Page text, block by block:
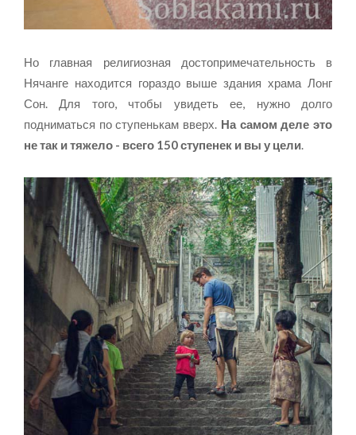
Но главная религиозная достопримечательность в
Нячанге находится гораздо выше здания храма Лонг
Сон. Для того, чтобы увидеть ее, нужно долго
подниматься по ступенькам вверх. На самом деле это
не так и тяжело - всего 150 ступенек и вы у цели.